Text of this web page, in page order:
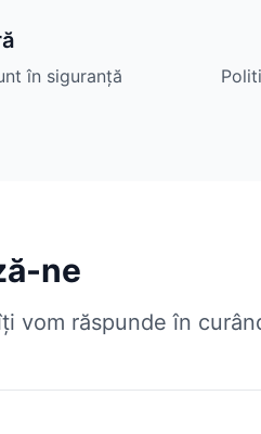
în siguranță
ne
vom răspunde în